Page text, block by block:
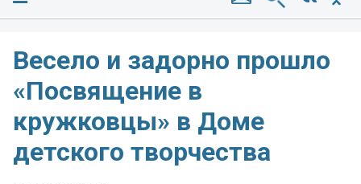
Весело и задорно прошло
«Посвящение в
кружковцы» в Доме
детского творчества